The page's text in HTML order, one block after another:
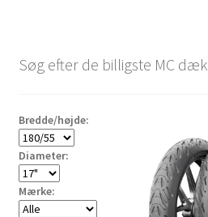
Søg efter de billigste MC dæk
Bredde/højde:
Diameter:
Mærke: